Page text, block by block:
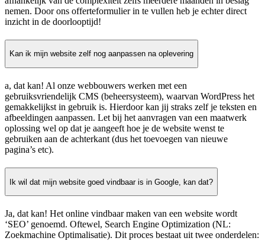
nemen. Door ons offerteformulier in te vullen heb je echter direct
inzicht in de doorlooptijd!
Kan ik mijn website zelf nog aanpassen na oplevering
a, dat kan! Al onze webbouwers werken met een
gebruiksvriendelijk CMS (beheersysteem), waarvan WordPress het
gemakkelijkst in gebruik is. Hierdoor kan jij straks zelf je teksten en
afbeeldingen aanpassen. Let bij het aanvragen van een maatwerk
oplossing wel op dat je aangeeft hoe je de website wenst te
gebruiken aan de achterkant (dus het toevoegen van nieuwe
pagina’s etc).
Ik wil dat mijn website goed vindbaar is in Google, kan dat?
Ja, dat kan! Het online vindbaar maken van een website wordt
‘SEO’ genoemd. Oftewel, Search Engine Optimization (NL:
Zoekmachine Optimalisatie). Dit proces bestaat uit twee onderdelen: